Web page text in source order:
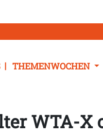
THEMENWOCHEN
WTA-X